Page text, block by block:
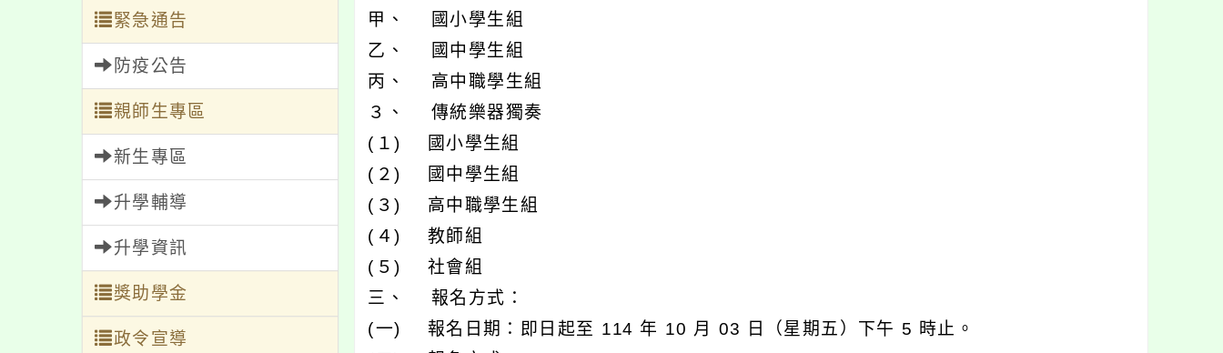
緊急通告
防疫公告
親師生專區
新生專區
升學輔導
升學資訊
獎助學金
政令宣導
甲、 國小學生組
乙、 國中學生組
丙、 高中職學生組
３、 傳統樂器獨奏
(１) 國小學生組
(２) 國中學生組
(３) 高中職學生組
(４) 教師組
(５) 社會組
三、 報名方式：
(一) 報名日期：即日起至 114 年 10 月 03 日（星期五）下午 5 時止。